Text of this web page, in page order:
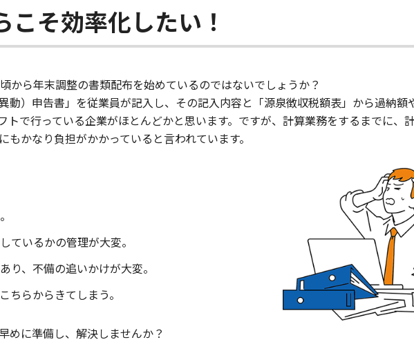
そ効率化したい！
から年末調整の書類配布を始めているのではないでしょうか？
動）申告書」を従業員が記入し、その記入内容と「源泉徴収税額表」から過納額
トで行っている企業がほとんどかと思います。ですが、計算業務をするまでに、
かなり負担がかかっていると言われています。
ているかの管理が大変。
り、不備の追いかけが大変。
ちらからきてしまう。
めに準備し、解決しませんか？